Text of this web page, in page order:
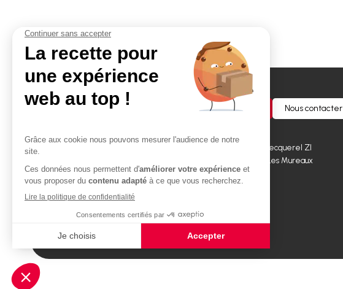
Demander un devis Nous contacter
Accès rapides
Portfolio
Blog
Contact
Bikom Shop, 26 rue becquerel ZI
des Garennes 78130 Les Mureaux
01 30 99 75 64
devis@bikom.fr